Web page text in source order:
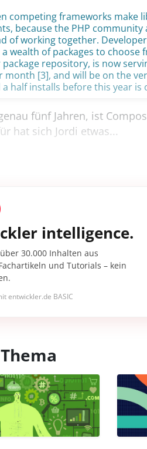
competing frameworks make
because the PHP
of working together.
a wealth of packages to choose
repository, is now
month [3], and will be on the
half installs before this year is
fünf Jahren, ist
hat sich Jordi etwas...
intelligence.
30.000 Inhalten aus
und Tutorials – kein
entwickler.de BASIC